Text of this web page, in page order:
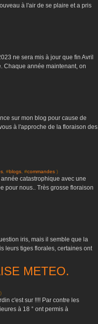
à l'air de se plaire et a pris
ne sera mis à jour que fin Avril
Chaque année maintenant, on
sur mon blog pour cause de
à l'approche de la floraison des
, #blogs , #commandes )
catastrophique avec une
pour nous.. Très grosse floraison
iris, mais il semble que la
leurs tiges florales, certaines ont
METEO.
)
c'est sur !!!! Par contre les
à 18 ° ont permis à